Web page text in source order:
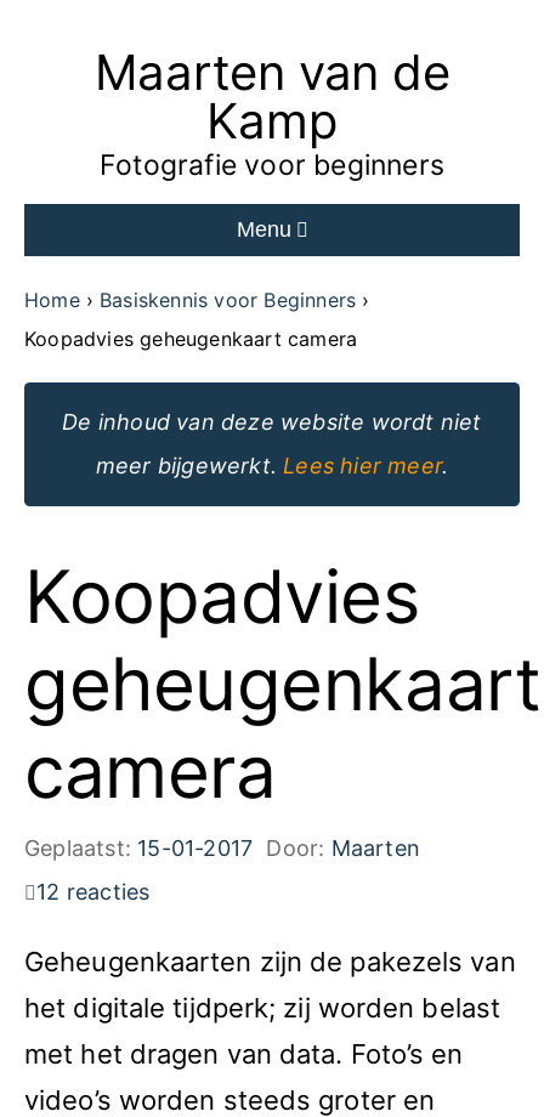
Maarten van de
Kamp
Fotografie voor beginners
Menu
Home
Basiskennis voor Beginners
Koopadvies geheugenkaart camera
De inhoud van deze website wordt niet
meer bijgewerkt. Lees hier meer.
Koopadvies
geheugenkaart
camera
Geplaatst: 15-01-2017 Door: Maarten
12 reacties
Geheugenkaarten zijn de pakezels van
het digitale tijdperk; zij worden belast
met het dragen van data. Foto’s en
video’s worden steeds groter en